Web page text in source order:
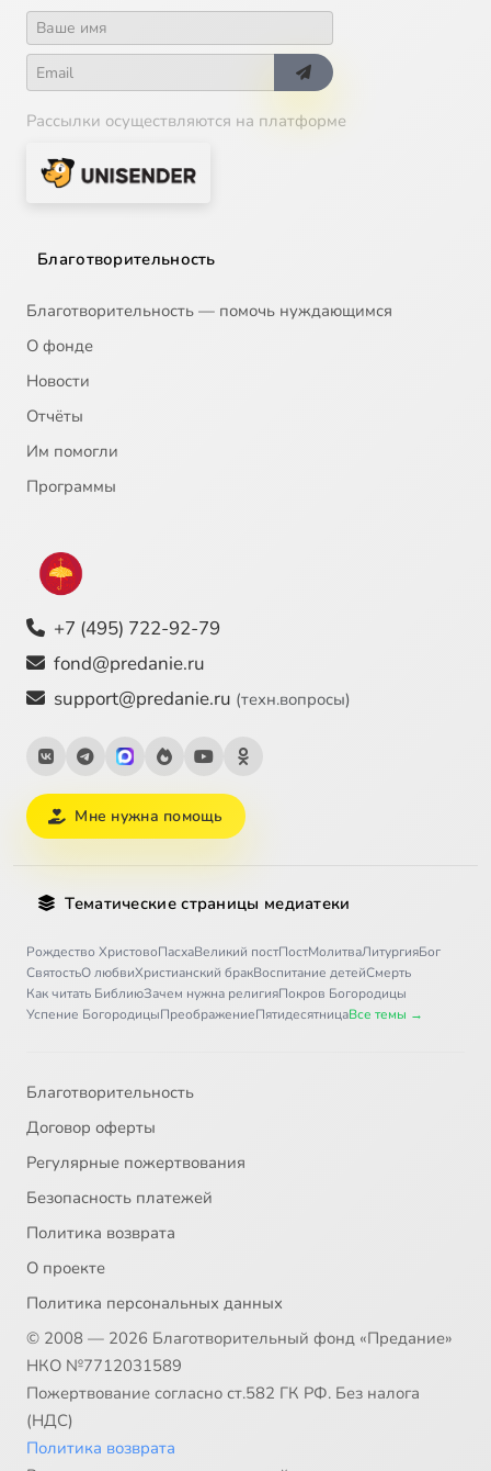
Рассылки осуществляются на платформе
Благотворительность
Благотворительность — помочь нуждающимся
О фонде
Новости
Отчёты
Им помогли
Программы
+7 (495) 722-92-79
fond@predanie.ru
support@predanie.ru (техн.вопросы)
Мне нужна помощь
Тематические страницы медиатеки
Рождество ХристовоПасхаВеликий постПостМолитваЛитургияБог
СвятостьО любвиХристианский бракВоспитание детейСмерть
Как читать БиблиюЗачем нужна религияПокров Богородицы
Успение БогородицыПреображениеПятидесятницаВсе темы →
Благотворительность
Договор оферты
Регулярные пожертвования
Безопасность платежей
Политика возврата
О проекте
Политика персональных данных
© 2008 — 2026 Благотворительный фонд «Предание»
НКО №7712031589
Пожертвование согласно ст.582 ГК РФ. Без налога
(НДС)
Политика возврата